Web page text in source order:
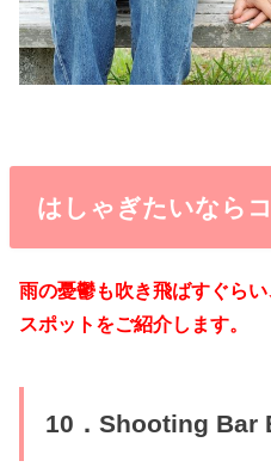
はしゃぎたいならコ
雨の憂鬱も吹き飛ばすぐら
スポットをご紹介します。
10．Shooting Bar